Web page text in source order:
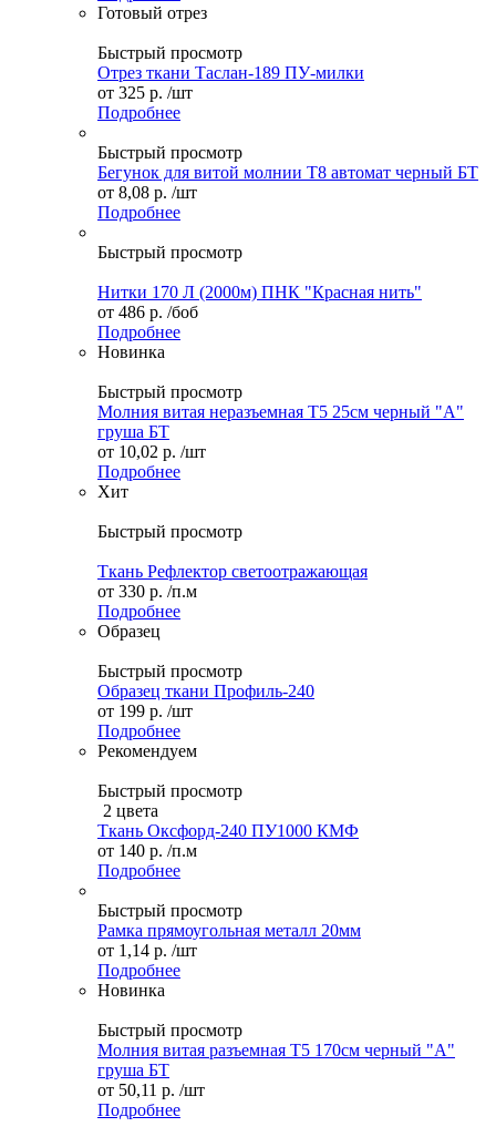
Готовый отрез
Быстрый просмотр
Отрез ткани Таслан-189 ПУ-милки
от 325 р. /шт
Подробнее
Быстрый просмотр
Бегунок для витой молнии Т8 автомат черный БТ
от 8,08 р. /шт
Подробнее
Быстрый просмотр
Нитки 170 Л (2000м) ПНК "Красная нить"
от 486 р. /боб
Подробнее
Новинка
Быстрый просмотр
Молния витая неразъемная Т5 25см черный "А"
груша БТ
от 10,02 р. /шт
Подробнее
Хит
Быстрый просмотр
Ткань Рефлектор светоотражающая
от 330 р. /п.м
Подробнее
Образец
Быстрый просмотр
Образец ткани Профиль-240
от 199 р. /шт
Подробнее
Рекомендуем
Быстрый просмотр
2 цвета
Ткань Оксфорд-240 ПУ1000 КМФ
от 140 р. /п.м
Подробнее
Быстрый просмотр
Рамка прямоугольная металл 20мм
от 1,14 р. /шт
Подробнее
Новинка
Быстрый просмотр
Молния витая разъемная Т5 170см черный "А"
груша БТ
от 50,11 р. /шт
Подробнее